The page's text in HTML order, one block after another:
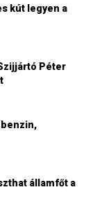
kút legyen a
Péter
benzin,
államfőt a